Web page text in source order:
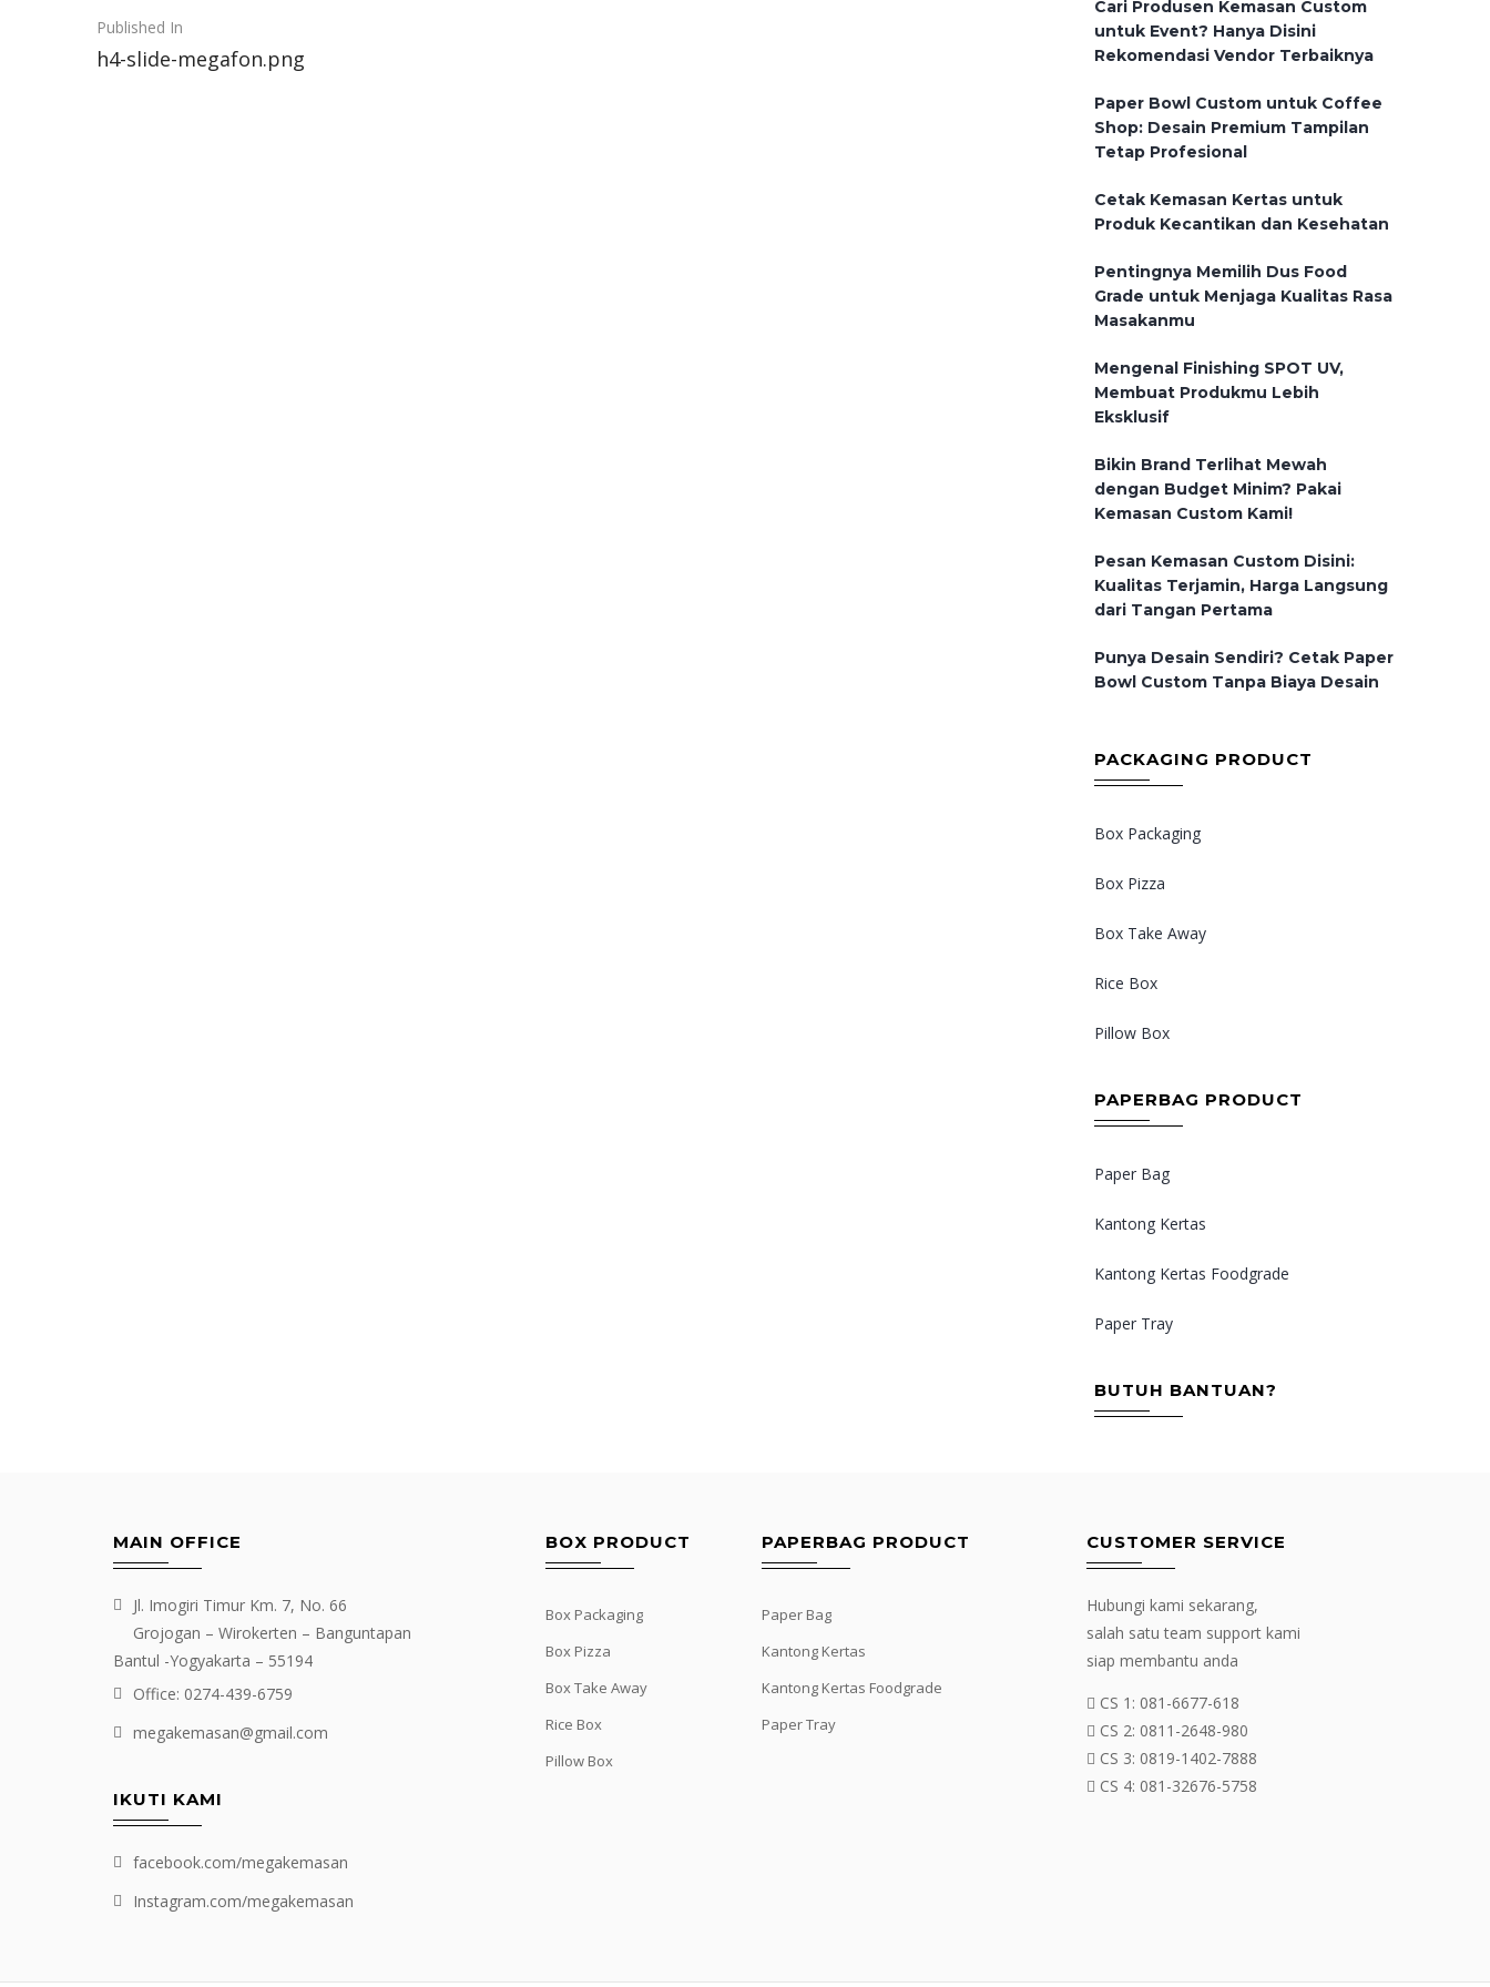
Post
navigation
Published In
h4-slide-megafon.png
Cari Produsen Kemasan Custom
untuk Event? Hanya Disini
Rekomendasi Vendor Terbaiknya
Paper Bowl Custom untuk Coffee
Shop: Desain Premium Tampilan
Tetap Profesional
Cetak Kemasan Kertas untuk
Produk Kecantikan dan Kesehatan
Pentingnya Memilih Dus Food
Grade untuk Menjaga Kualitas Rasa
Masakanmu
Mengenal Finishing SPOT UV,
Membuat Produkmu Lebih
Eksklusif
Bikin Brand Terlihat Mewah
dengan Budget Minim? Pakai
Kemasan Custom Kami!
Pesan Kemasan Custom Disini:
Kualitas Terjamin, Harga Langsung
dari Tangan Pertama
Punya Desain Sendiri? Cetak Paper
Bowl Custom Tanpa Biaya Desain
PACKAGING PRODUCT
Box Packaging
Box Pizza
Box Take Away
Rice Box
Pillow Box
PAPERBAG PRODUCT
Paper Bag
Kantong Kertas
Kantong Kertas Foodgrade
Paper Tray
BUTUH BANTUAN?
MAIN OFFICE
Jl. Imogiri Timur Km. 7, No. 66
Grojogan – Wirokerten – Banguntapan
Bantul -Yogyakarta – 55194
Office: 0274-439-6759
megakemasan@gmail.com
IKUTI KAMI
facebook.com/megakemasan
Instagram.com/megakemasan
BOX PRODUCT
Box Packaging
Box Pizza
Box Take Away
Rice Box
Pillow Box
PAPERBAG PRODUCT
Paper Bag
Kantong Kertas
Kantong Kertas Foodgrade
Paper Tray
CUSTOMER SERVICE
Hubungi kami sekarang,
salah satu team support kami
siap membantu anda
CS 1: 081-6677-618
CS 2: 0811-2648-980
CS 3: 0819-1402-7888
CS 4: 081-32676-5758